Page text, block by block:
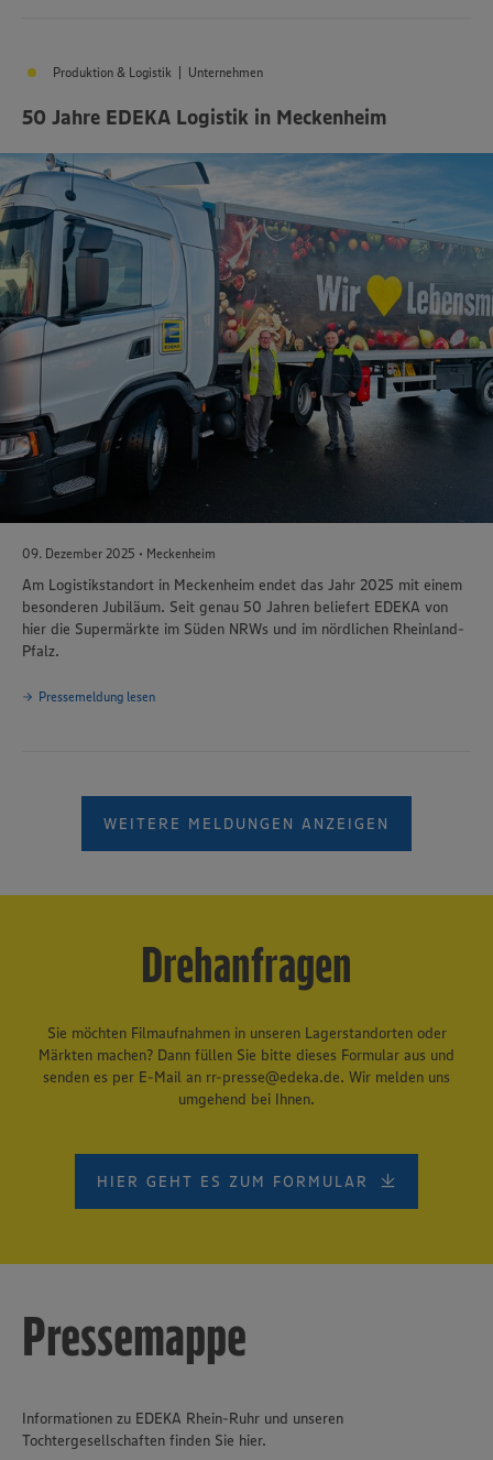
Produktion & Logistik | Unternehmen
50 Jahre EDEKA Logistik in Meckenheim
09. Dezember 2025 • Meckenheim
Am Logistikstandort in Meckenheim endet das Jahr 2025 mit einem
besonderen Jubiläum. Seit genau 50 Jahren beliefert EDEKA von
hier die Supermärkte im Süden NRWs und im nördlichen Rheinland-
Pfalz.
Pressemeldung lesen
WEITERE MELDUNGEN ANZEIGEN
Drehanfragen
Sie möchten Filmaufnahmen in unseren Lagerstandorten oder
Märkten machen? Dann füllen Sie bitte dieses Formular aus und
senden es per E-Mail an rr-presse@edeka.de. Wir melden uns
umgehend bei Ihnen.
HIER GEHT ES ZUM FORMULAR
Pressemappe
Informationen zu EDEKA Rhein-Ruhr und unseren
Tochtergesellschaften finden Sie hier.